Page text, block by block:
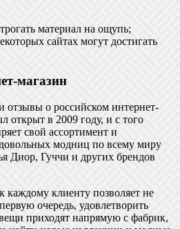
материал на ощупь;
сайтах могут достигать
магазин
о российском интернет-
открыт в 2009 году, и с того
свой ассортимент и
модниц по всему миру
Диор, Гуччи и других брендов
клиенту позволяет не
очередь, удовлетворить
приходят напрямую с фабрик,